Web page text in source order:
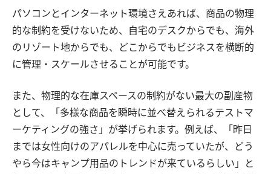
パソコンとインターネット環境さえあれば、商品の物理
的な制約を受けないため、自宅のデスクからでも、海外
のリゾート地からでも、どこからでもビジネスを横断的
に管理・スケールさせることが可能です。
また、物理的な在庫スペースの制約がない最大の副産物
として、「多様な商品を瞬時に並べ替えられるテストマ
ーケティングの強さ」が挙げられます。例えば、「昨日
までは女性向けのアパレルを中心に売っていたが、どう
やら今はキャンプ用品のトレンドが来ているらしい」と